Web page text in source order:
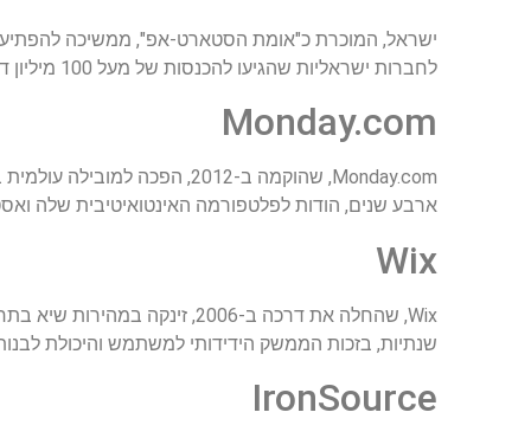
ישראל, המוכרת כ"אומת הסטארט-אפ", ממשיכה
לחברות ישראליות שהגיעו להכנסות של מעל 100 מיליון דולר בתוך חמש שנים מהקמתן.
Monday.com
ארבע שנים, הודות לפלטפורמה האינטואיטיבית שלה
Wix
שנתיות, בזכות הממשק הידידותי למשתמש והיכולת
IronSource